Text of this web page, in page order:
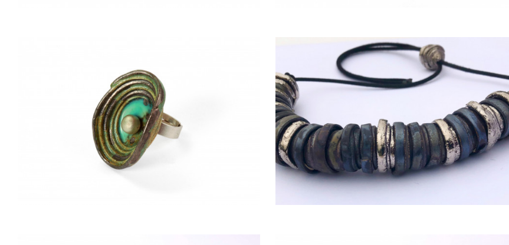
ACQUISTARE ACQUISTARE